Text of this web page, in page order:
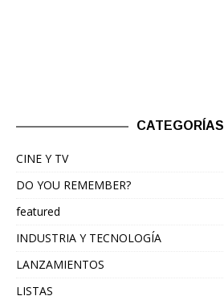
CATEGORÍAS
CINE Y TV
DO YOU REMEMBER?
featured
INDUSTRIA Y TECNOLOGÍA
LANZAMIENTOS
LISTAS